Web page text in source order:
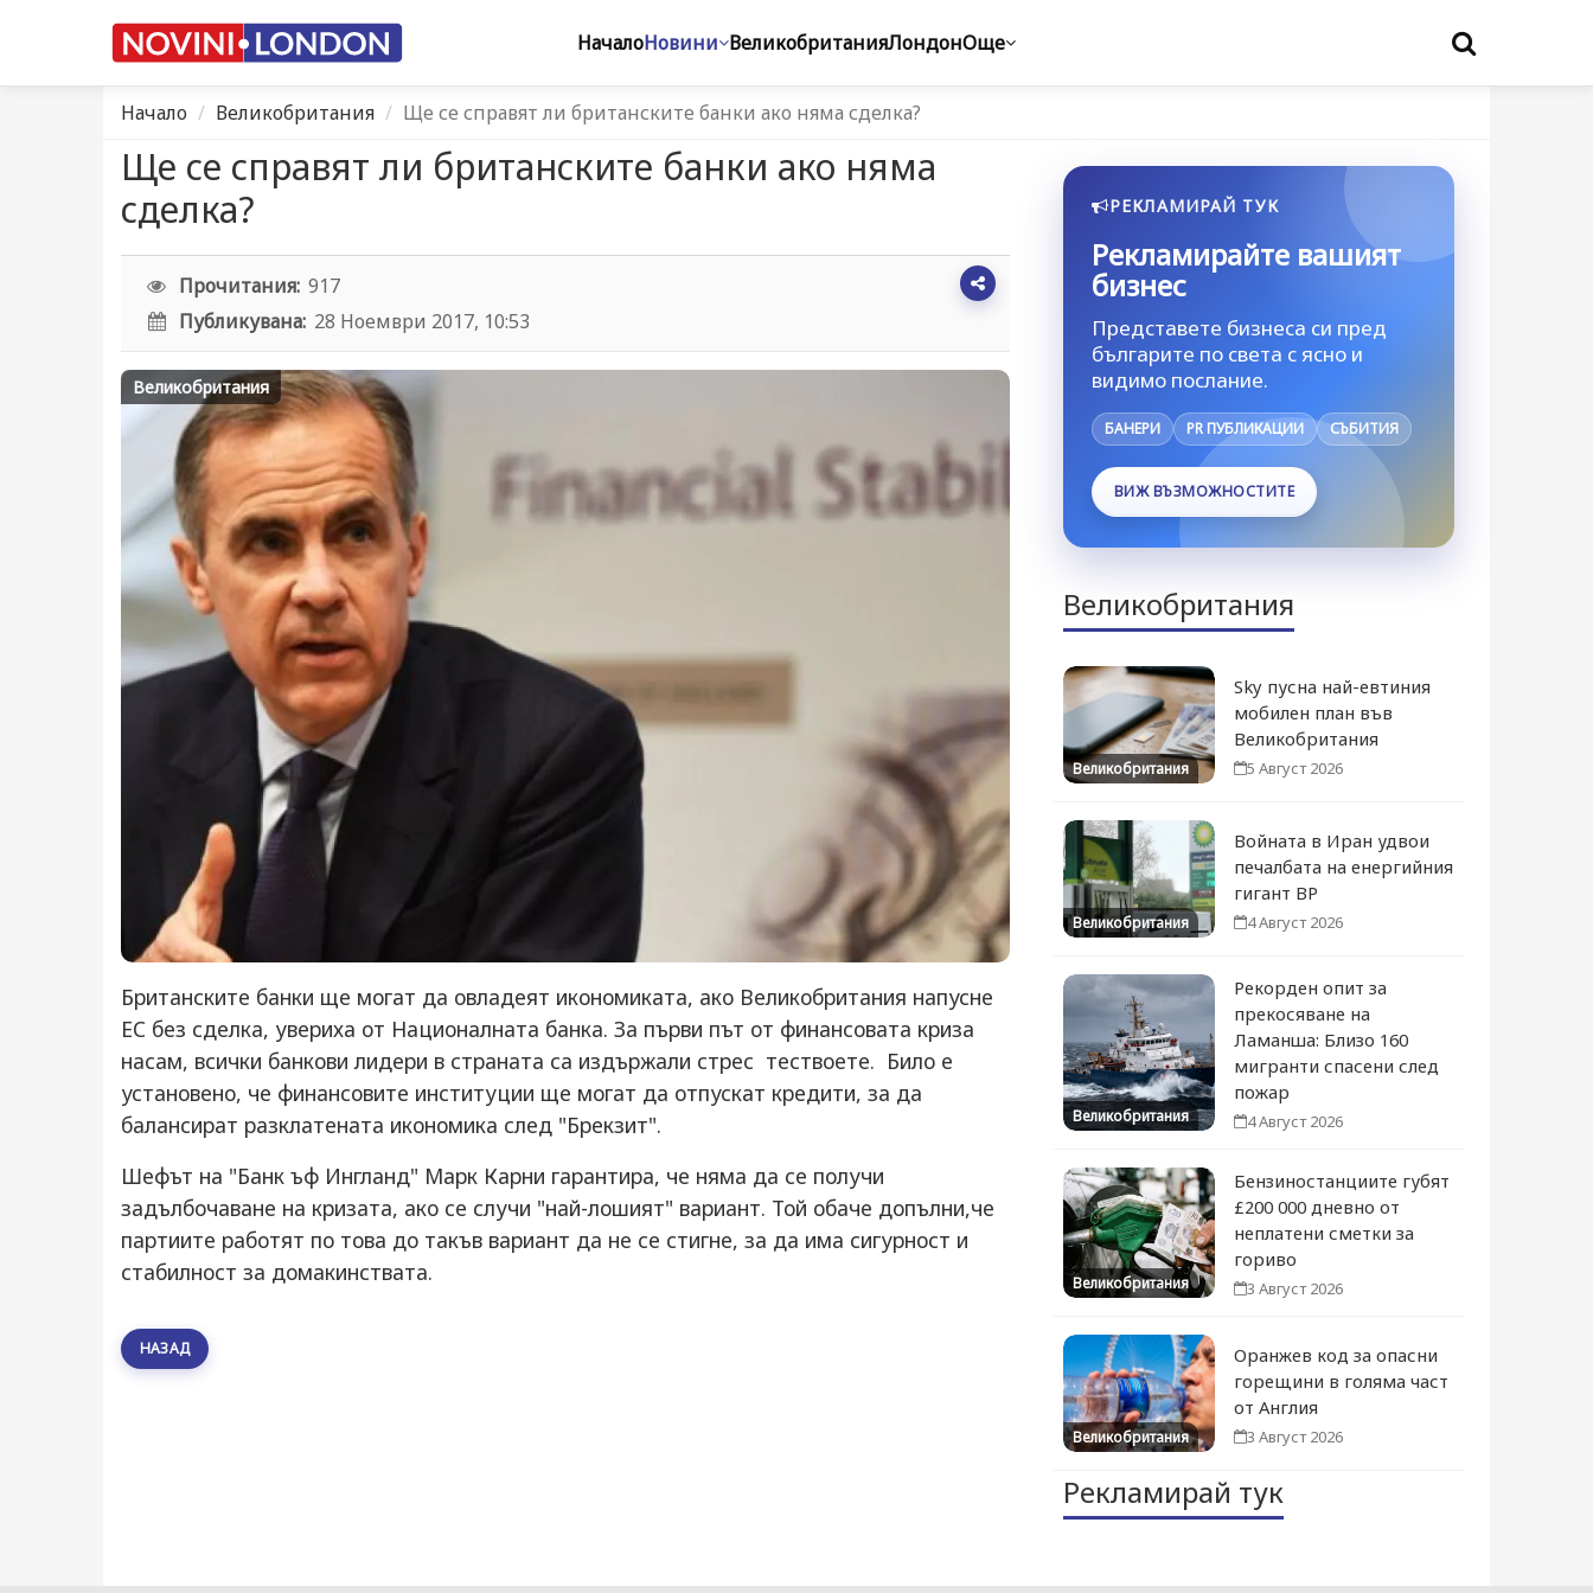
НачалоНовини ВеликобританияЛондонОще
Начало Великобритания Ще се справят ли британските банки ако няма сделка?
Ще се справят ли британските банки ако няма
сделка?
Прочитания: 917
Публикувана: 28 Ноември 2017, 10:53
Великобритания
Британските банки ще могат да овладеят икономиката, ако Великобритания напусне
ЕС без сделка, увериха от Националната банка. За първи път от финансовата криза
насам, всички банкови лидери в страната са издържали стрес тествоете. Било е
установено, че финансовите институции ще могат да отпускат кредити, за да
балансират разклатената икономика след "Брекзит".
Шефът на "Банк ъф Ингланд" Марк Карни гарантира, че няма да се получи
задълбочаване на кризата, ако се случи "най-лошият" вариант. Той обаче допълни,че
партиите работят по това до такъв вариант да не се стигне, за да има сигурност и
стабилност за домакинствата.
НАЗАД
РЕКЛАМИРАЙ ТУК
Рекламирайте вашият
бизнес
Представете бизнеса си пред
българите по света с ясно и
видимо послание.
БАНЕРИ PR ПУБЛИКАЦИИ СЪБИТИЯ
ВИЖ ВЪЗМОЖНОСТИТЕ
Великобритания
Великобритания
Sky пусна най-евтиния
мобилен план във
Великобритания
5 Август 2026
Великобритания
Войната в Иран удвои
печалбата на енергийния
гигант BP
4 Август 2026
Великобритания
Рекорден опит за
прекосяване на
Ламанша: Близо 160
мигранти спасени след
пожар
4 Август 2026
Великобритания
Бензиностанциите губят
£200 000 дневно от
неплатени сметки за
гориво
3 Август 2026
Великобритания
Оранжев код за опасни
горещини в голяма част
от Англия
3 Август 2026
Рекламирай тук